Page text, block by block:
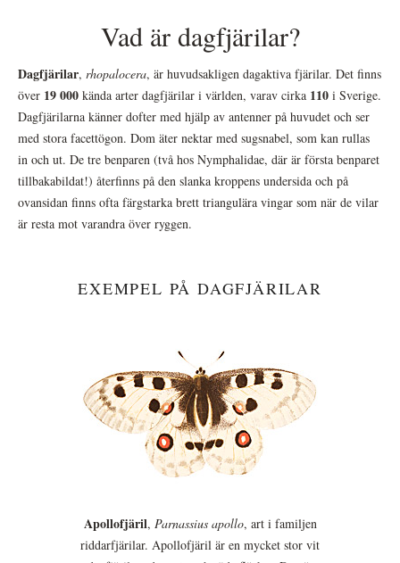
Vad är dagfjärilar?
Dagfjärilar, rhopalocera, är huvudsakligen dagaktiva fjärilar. Det finns
över 19 000 kända arter dagfjärilar i världen, varav cirka 110 i Sverige.
Dagfjärilarna känner dofter med hjälp av antenner på huvudet och ser
med stora facettögon. Dom äter nektar med sugsnabel, som kan rullas
in och ut. De tre benparen (två hos Nymphalidae, där är första benparet
tillbakabildat!) återfinns på den slanka kroppens undersida och på
ovansidan finns ofta färgstarka brett triangulära vingar som när de vilar
är resta mot varandra över ryggen.
EXEMPEL PÅ DAGFJÄRILAR
Apollofjäril, Parnassius apollo, art i familjen
riddarfjärilar. Apollofjäril är en mycket stor vit